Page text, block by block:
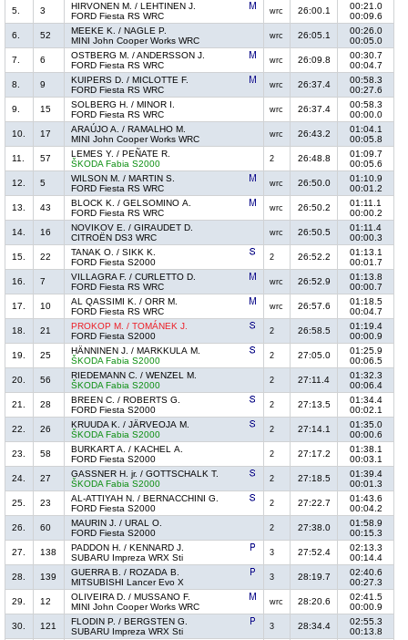
5.
3
HIRVONEN M. / LEHTINEN J.
FORD Fiesta RS WRC
wrc 26:00.1
00:21.0
00:09.6
6.
52
MEEKE K. / NAGLE P.
MINI John Cooper Works WRC
wrc 26:05.1
00:26.0
00:05.0
7.
6
OSTBERG M. / ANDERSSON J.
FORD Fiesta RS WRC
wrc 26:09.8
00:30.7
00:04.7
8.
9
KUIPERS D. / MICLOTTE F.
FORD Fiesta RS WRC
wrc 26:37.4
00:58.3
00:27.6
9.
15
SOLBERG H. / MINOR I.
FORD Fiesta RS WRC
wrc 26:37.4
00:58.3
00:00.0
10.
17
ARAÚJO A. / RAMALHO M.
MINI John Cooper Works WRC
wrc 26:43.2
01:04.1
00:05.8
11.
57
LEMES Y. / PEÑATE R.
ŠKODA Fabia S2000
2 26:48.8
01:09.7
00:05.6
12.
5
WILSON M. / MARTIN S.
FORD Fiesta RS WRC
wrc 26:50.0
01:10.9
00:01.2
13.
43
BLOCK K. / GELSOMINO A.
FORD Fiesta RS WRC
wrc 26:50.2
01:11.1
00:00.2
14.
16
NOVIKOV E. / GIRAUDET D.
CITROËN DS3 WRC
wrc 26:50.5
01:11.4
00:00.3
15.
22
TANAK O. / SIKK K.
FORD Fiesta S2000
2 26:52.2
01:13.1
00:01.7
16.
7
VILLAGRA F. / CURLETTO D.
FORD Fiesta RS WRC
wrc 26:52.9
01:13.8
00:00.7
17.
10
AL QASSIMI K. / ORR M.
FORD Fiesta RS WRC
wrc 26:57.6
01:18.5
00:04.7
18.
21
PROKOP M. / TOMÁNEK J.
FORD Fiesta S2000
2 26:58.5
01:19.4
00:00.9
19.
25
HÄNNINEN J. / MARKKULA M.
ŠKODA Fabia S2000
2 27:05.0
01:25.9
00:06.5
20.
56
RIEDEMANN C. / WENZEL M.
ŠKODA Fabia S2000
2 27:11.4
01:32.3
00:06.4
21.
28
BREEN C. / ROBERTS G.
FORD Fiesta S2000
2 27:13.5
01:34.4
00:02.1
22.
26
KRUUDA K. / JÄRVEOJA M.
ŠKODA Fabia S2000
2 27:14.1
01:35.0
00:00.6
23.
58
BURKART A. / KACHEL A.
FORD Fiesta S2000
2 27:17.2
01:38.1
00:03.1
24.
27
GASSNER H. jr. / GOTTSCHALK T.
ŠKODA Fabia S2000
2 27:18.5
01:39.4
00:01.3
25.
23
AL-ATTIYAH N. / BERNACCHINI G.
FORD Fiesta S2000
2 27:22.7
01:43.6
00:04.2
26.
60
MAURIN J. / URAL O.
FORD Fiesta S2000
2 27:38.0
01:58.9
00:15.3
27.
138
PADDON H. / KENNARD J.
SUBARU Impreza WRX Sti
3 27:52.4
02:13.3
00:14.4
28.
139
GUERRA B. / ROZADA B.
MITSUBISHI Lancer Evo X
3 28:19.7
02:40.6
00:27.3
29.
12
OLIVEIRA D. / MUSSANO F.
MINI John Cooper Works WRC
wrc 28:20.6
02:41.5
00:00.9
30.
121
FLODIN P. / BERGSTEN G.
SUBARU Impreza WRX Sti
3 28:34.4
02:55.3
00:13.8